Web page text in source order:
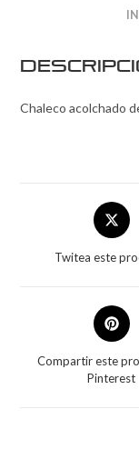
Chaleco acolchado
Twitea este
Compartir este
Pinterest